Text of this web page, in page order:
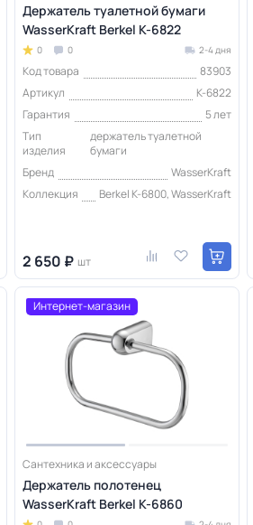
Держатель туалетной бумаги
WasserKraft Berkel K-6822
0 0 2-4 дня
Код товара
83903
Артикул
K-6822
Гарантия
5 лет
Тип
изделия
держатель туалетной
бумаги
Бренд
WasserKraft
Коллекция
Berkel K-6800, WasserKraft
2 650 ₽ шт
Интернет-магазин
Сантехника и аксессуары
Держатель полотенец
WasserKraft Berkel K-6860